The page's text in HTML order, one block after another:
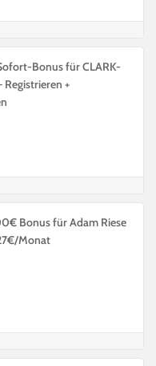
Bonus für CLARK-
+
Bonus für Adam Riese
Monat